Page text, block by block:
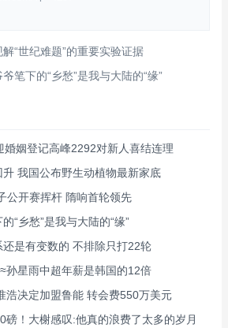
“世纪难题”的重要实验证据
笔下的“乡愁”是我与大陆的“缘”
婚姻登记高峰2292对新人喜结连理
我国公布野生动植物最新家底
公开赛挥杆 隋响首轮领先
“乡愁”是我与大陆的“缘”
是有变数的 不排除只打22轮
孙星雨中超年薪是韩国的12倍
浩决定加盟鲁能 转会费550万美元
磅！大榭感叹:他真的浪费了太多的岁月